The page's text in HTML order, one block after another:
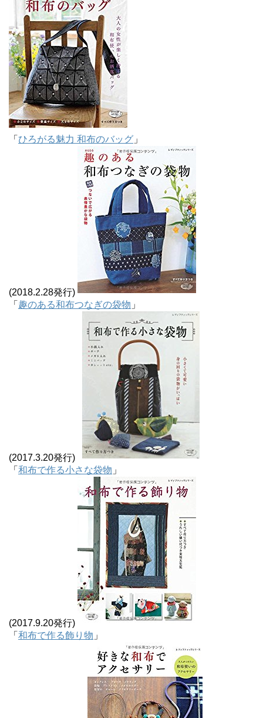
「 ひろがる魅力 和布のバッグ 」
(2018.2.28発行)
「 趣のある和布つなぎの袋物 」
(2017.3.20発行)
「 和布で作る小さな袋物 」
(2017.9.20発行)
「 和布で作る飾り物 」